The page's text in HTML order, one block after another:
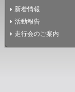
新着情報
活動報告
走行会のご案内